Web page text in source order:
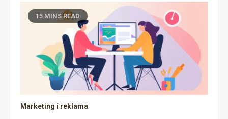
15 MINS READ
Marketing i reklama